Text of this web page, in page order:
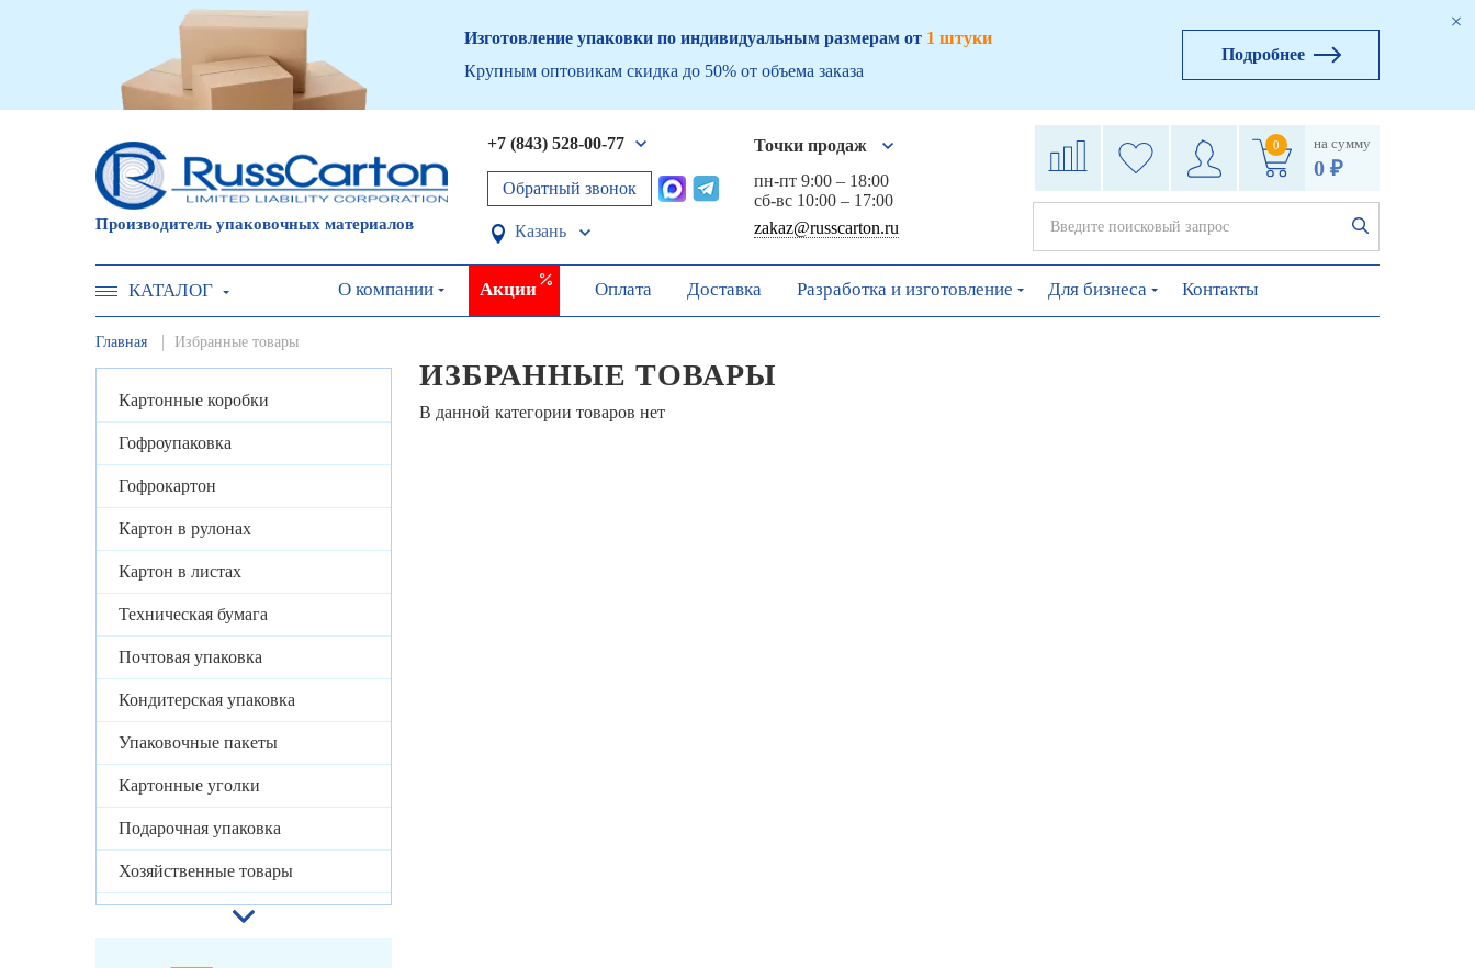
Изготовление упаковки по индивидуальным размерам от 1 штуки
Крупным оптовикам скидка до 50% от объема заказа
Подробнее
Производитель упаковочных материалов
+7 (843) 528-00-77
Обратный звонок
Казань
Точки продаж
пн-пт 9:00 – 18:00
сб-вс 10:00 – 17:00
zakaz@russcarton.ru
0 на сумму
0 ₽
КАТАЛОГ О компании Акции Оплата Доставка Разработка и изготовление Для бизнеса Контакты
Главная Избранные товары
Картонные коробки
Гофроупаковка
Гофрокартон
Картон в рулонах
Картон в листах
Техническая бумага
Почтовая упаковка
Кондитерская упаковка
Упаковочные пакеты
Картонные уголки
Подарочная упаковка
Хозяйственные товары
ИЗБРАННЫЕ ТОВАРЫ
В данной категории товаров нет